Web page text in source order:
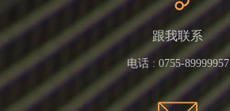
跟我联系
电话 : 0755-89999957